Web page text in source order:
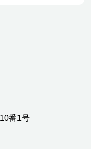
番1号